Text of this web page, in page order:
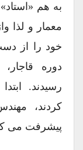
به هم
معمار و لذا
خود را از
دوره
رسیدند.
کردند،
پیشرفت می